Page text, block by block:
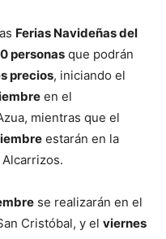
Ferias Navideñas del
personas que podrán
precios, iniciando el
en el
mientras que el
estarán en la
se realizarán en el
Cristóbal, y el viernes